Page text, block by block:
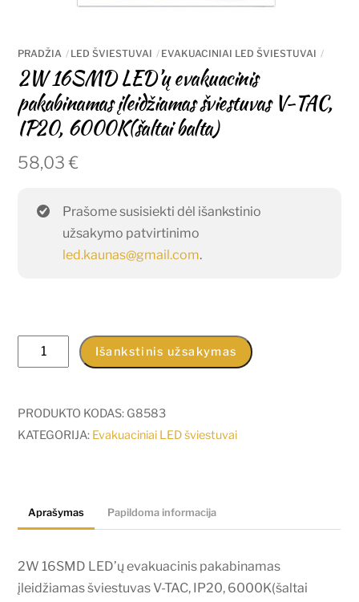
PRADŽIA LED ŠVIESTUVAI EVAKUACINIAI LED ŠVIESTUVAI
2W 16SMD LED’ų evakuacinis
pakabinamas įleidžiamas šviestuvas V-TAC,
IP20, 6000K(šaltai balta)
58,03€
Prašome susisiekti dėl išankstinio
užsakymo patvirtinimo
led.kaunas@gmail.com.
produkto
kiekis:
16SMD
LED'ų
šviestuvas
TAC,
IP20,
Išankstinis užsakymas
PRODUKTO KODAS: G8583
KATEGORIJA: Evakuaciniai LED šviestuvai
Aprašymas Papildoma informacija
2W 16SMD LED’ų evakuacinis pakabinamas
įleidžiamas šviestuvas V-TAC, IP20, 6000K(šaltai